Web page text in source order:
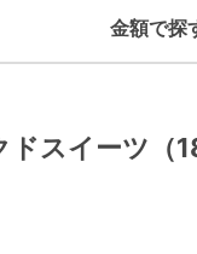
金額で探
スイーツ（